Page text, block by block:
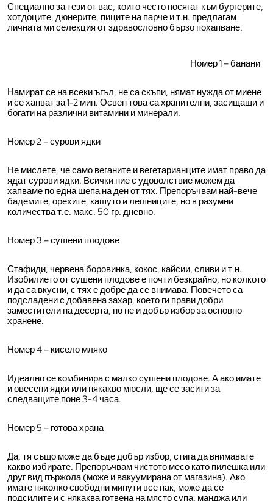
Специално за тези от вас, които често посягат към бургерите,
хотдоците, дюнерите, пиците на парче и т.н. предлагам
личната ми селекция от здравословно бързо похапване.
Номер 1 – банани
Намират се на всеки ъгъл, не са скъпи, нямат нужда от миене
и се хапват за 1-2 мин. Освен това са хранителни, засищащи и
богати на различни витамини и минерали.
Номер 2 – сурови ядки
Не мислете, че само веганите и вегетарианците имат право да
ядат сурови ядки. Всички ние с удоволствие можем да
хапваме по една шепа на ден от тях. Препоръчвам най-вече
бадемите, орехите, кашуто и лешниците, но в разумни
количества т.е. макс. 50 гр. дневно.
Номер 3 – сушени плодове
Стафиди, червена боровинка, кокос, кайсии, сливи и т.н.
Изобилието от сушени плодове е почти безкрайно, но колкото
и да са вкусни, с тях е добре да се внимава. Повечето са
подсладени с добавена захар, което ги прави добри
заместители на десерта, но не и добър избор за основно
хранене.
Номер 4 – кисело мляко
Идеално се комбинира с малко сушени плодове. А ако имате
и овесени ядки или някакво мюсли, ще се засити за
следващите поне 3-4 часа.
Номер 5 – готова храна
Да, тя също може да бъде добър избор, стига да внимавате
какво избирате. Препоръчвам чистото месо като пилешка или
друг вид пържола (може и вакуумирана от магазина). Ако
имате няколко свободни минути все пак, може да се
подсилите и с някаква готвена на място супа, манджа или